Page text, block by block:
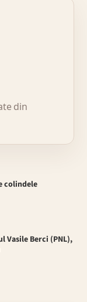
din
colindele
Vasile Berci (PNL),